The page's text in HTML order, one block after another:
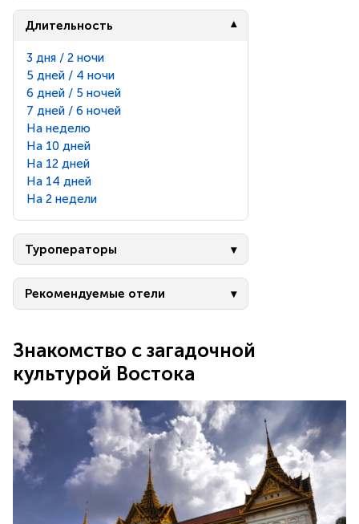
Длительность
3 дня / 2 ночи
5 дней / 4 ночи
6 дней / 5 ночей
7 дней / 6 ночей
На неделю
На 10 дней
На 12 дней
На 14 дней
На 2 недели
Туроператоры
Рекомендуемые отели
Знакомство с загадочной
культурой Востока